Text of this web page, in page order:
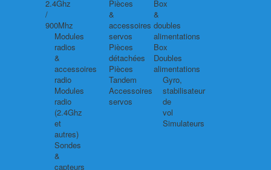
2.4Ghz
/
900Mhz
Modules
radios
&
accessoires
radio
Modules
radio
(2.4Ghz
et
autres)
Sondes
&
capteurs
Pièces
&
accessoires
servos
Pièces
détachées
Pièces
Tandem
Accessoires
servos
Box
&
doubles
alimentations
Box
Doubles
alimentations
Gyro,
stabilisateur
de
vol
Simulateurs